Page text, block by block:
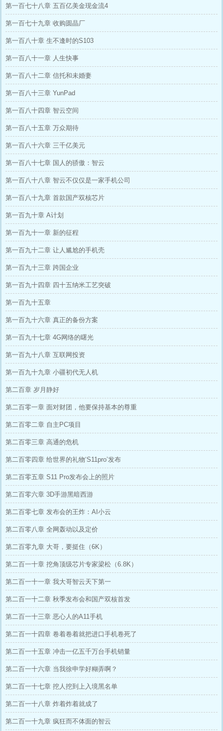
第一百七十八章 五百亿美金现金流4
第一百七十九章 收购圆晶厂
第一百八十章 生不逢时的S103
第一百八十一章 人生快事
第一百八十二章 信托和未婚妻
第一百八十三章 YunPad
第一百八十四章 智云空间
第一百八十五章 万众期待
第一百八十六章 三千亿美元
第一百八十七章 国人的骄傲：智云
第一百八十八章 智云不仅仅是一家手机公司
第一百八十九章 首款国产双核芯片
第一百九十章 A计划
第一百九十一章 新的征程
第一百九十二章 让人尴尬的手机壳
第一百九十三章 跨国企业
第一百九十四章 四十五纳米工艺突破
第一百九十五章
第一百九十六章 真正的备份方案
第一百九十七章 4G网络的曙光
第一百九十八章 互联网投资
第一百九十九章 小疆初代无人机
第二百章 岁月静好
第二百零一章 面对财团，他要保持基本的尊重
第二百零二章 自主PC项目
第二百零三章 高通的危机
第二百零四章 给世界的礼物‘S11pro’发布
第二百零五章 S11 Pro发布会上的照片
第二百零六章 3D手游黑暗西游
第二百零七章 发布会的王炸：AI小云
第二百零八章 全网轰动以及定价
第二百零九章 大哥，要挺住（6K）
第二百一十章 挖角顶级芯片专家梁松（6.8K）
第二百一十一章 我大哥智云天下第一
第二百一十二章 秋季发布会和国产双核首发
第二百一十三章 恶心人的A11手机
第二百一十四章 卷着卷着就把进口手机卷死了
第二百一十五章 冲击一亿五千万台手机销量
第二百一十六章 当我徐申学好糊弄啊？
第二百一十七章 挖人挖到上入境黑名单
第二百一十八章 炸着炸着就成了
第二百一十九章 疯狂而不体面的智云